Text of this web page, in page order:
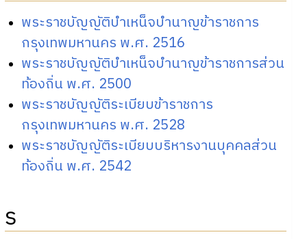
พระราชบัญญัติบำเหน็จบำนาญข้าราชการ
กรุงเทพมหานคร พ.ศ. 2516
พระราชบัญญัติบำเหน็จบำนาญข้าราชการส่วน
ท้องถิ่น พ.ศ. 2500
พระราชบัญญัติระเบียบข้าราชการ
กรุงเทพมหานคร พ.ศ. 2528
พระราชบัญญัติระเบียบบริหารงานบุคคลส่วน
ท้องถิ่น พ.ศ. 2542
ร